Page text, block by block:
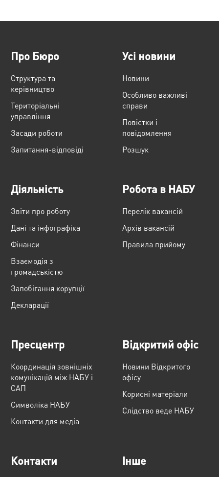
Про Бюро
Структура та
керівництво
Територіальні
управління
Засади роботи
Запитання-відповіді
Усі новини
Новини
Особливо важливі
справи
Повістки і
повідомлення
Розшук
Діяльність
Звіти про роботу
Дані та інфографіка
Фінанси
Взаємодія з
громадськістю
Запобігання корупції
Декларації
Робота в НАБУ
Перелік вакансій
Архів вакансій
Правила прийому
Пресцентр
Координація зовнішніх
комунікацій між НАБУ і
САП
Cимволіка НАБУ
Контакти для медіа
Відкритий офіс
Новини Відкритого
офісу
Корисні матеріали
Слідство веде НАБУ
Контакти Інше